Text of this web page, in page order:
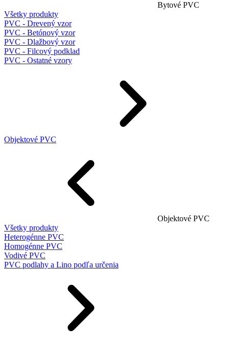
Bytové PVC
Všetky produkty
PVC - Drevený vzor
PVC - Betónový vzor
PVC - Dlažbový vzor
PVC - Filcový podklad
PVC - Ostatné vzory
Objektové PVC
Objektové PVC
Všetky produkty
Heterogénne PVC
Homogénne PVC
Vodivé PVC
PVC podlahy a Lino podľa určenia